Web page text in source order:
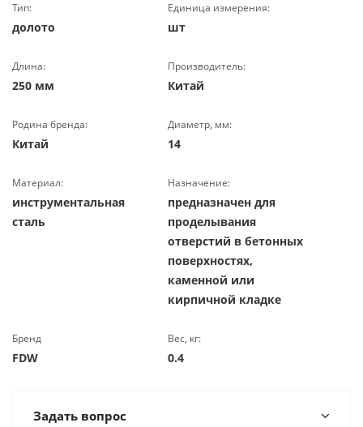
Тип:
долото
Единица измерения:
шт
Длина:
250 мм
Производитель:
Китай
Родина бренда:
Китай
Диаметр, мм:
14
Материал:
инструментальная
сталь
Назначение:
предназначен для
проделывания
отверстий в бетонных
поверхностях,
каменной или
кирпичной кладке
Бренд
FDW
Вес, кг:
0.4
Задать вопрос